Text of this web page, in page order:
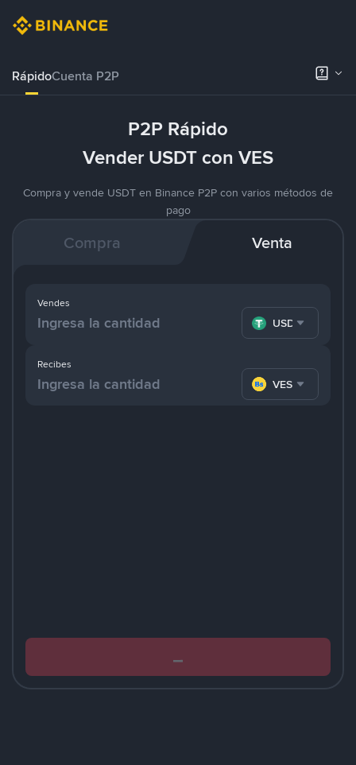
RápidoCuenta P2P
P2P Rápido
Vender USDT con VES
Compra y vende USDT en Binance P2P con varios métodos de
pago
Compra Venta
Recibes
VES
Vendes
USDT